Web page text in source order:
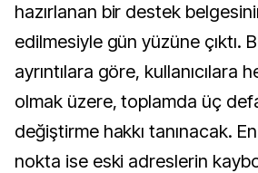
hazırlanan bir destek
edilmesiyle gün yüzüne çıktı.
ayrıntılara göre, kullanıcılara
olmak üzere, toplamda üç
değiştirme hakkı tanınacak.
nokta ise eski adreslerin